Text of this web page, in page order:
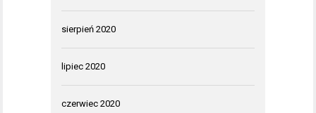
sierpień 2020
lipiec 2020
czerwiec 2020